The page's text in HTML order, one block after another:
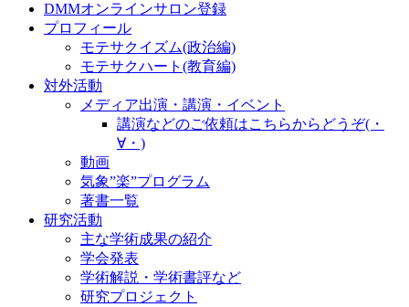
DMMオンラインサロン登録
プロフィール
モテサクイズム(政治編)
モテサクハート(教育編)
対外活動
メディア出演・講演・イベント
講演などのご依頼はこちらからどうぞ(・
∀・)
動画
気象”楽”プログラム
著書一覧
研究活動
主な学術成果の紹介
学会発表
学術解説・学術書評など
研究プロジェクト